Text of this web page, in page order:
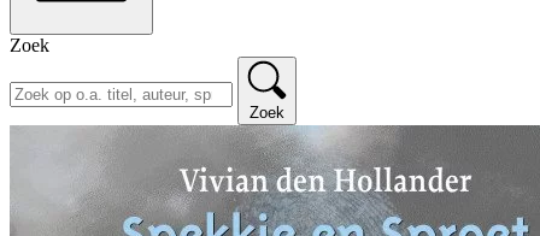
Zoek
Zoek